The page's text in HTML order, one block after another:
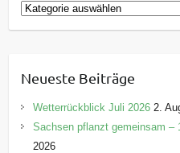
K
a
g
o
r
Neueste Beiträge
Wetterrückblick Juli 2026 2.
Sachsen pflanzt gemeinsam –
2026